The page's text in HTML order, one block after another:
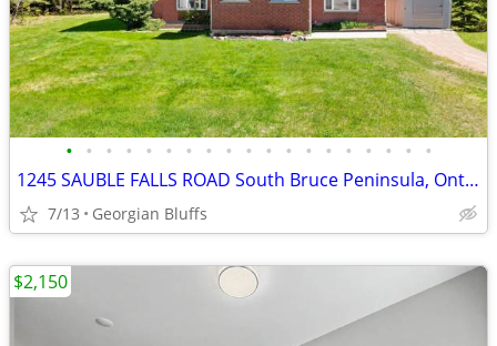
• • • • • • • • • • • • • • • • • • •
1245 SAUBLE FALLS ROAD South Bruce Peninsula, Ontario N0H2G0
7/13 Georgian Bluffs
$2,150